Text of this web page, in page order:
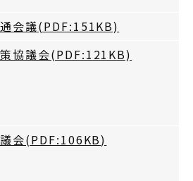
会議(PDF:151KB)
協議会(PDF:121KB)
会(PDF:106KB)